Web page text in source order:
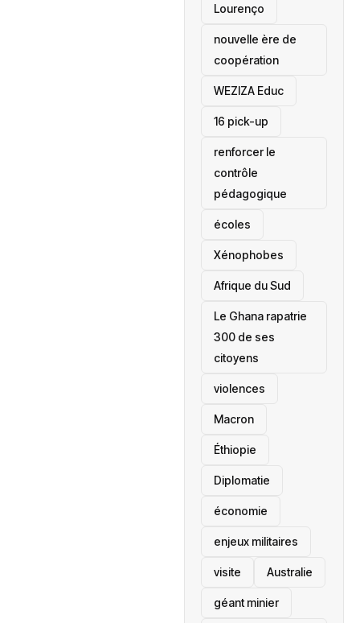
Lourenço
nouvelle ère de
coopération
‎WEZIZA Educ
16 pick-up
renforcer le
contrôle
pédagogique
écoles
‎Xénophobes
Afrique du Sud
Le Ghana rapatrie
300 de ses
citoyens
violences
Macron
Éthiopie
Diplomatie
économie
enjeux militaires
visite ‎Australie
géant minier